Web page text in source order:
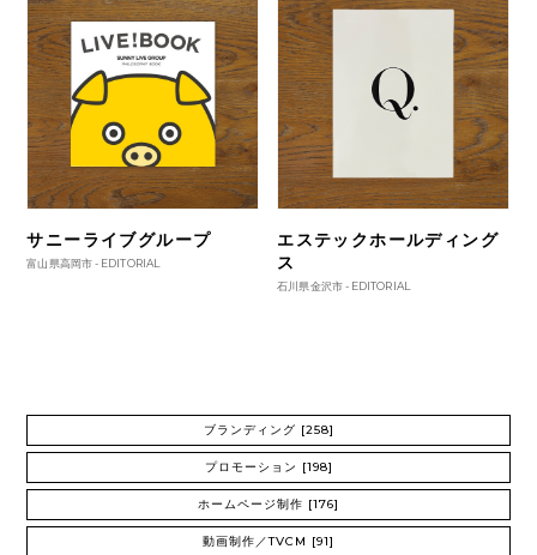
サニーライブグループ
富山県高岡市 - EDITORIAL
エステックホールディング
ス
石川県金沢市 - EDITORIAL
ブランディング [258]
プロモーション [198]
ホームページ制作 [176]
動画制作／TVCM [91]